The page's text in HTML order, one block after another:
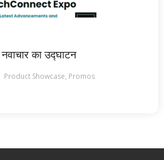
का उद्घाटन
Product Showcase, Promos